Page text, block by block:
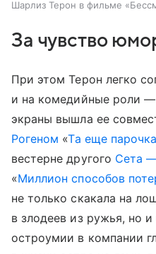
Шарлиз Терон в фильме
За чувство
При этом Терон легко
и на комедийные роли —
экраны вышла ее
Рогеном «Та еще парочка
вестерне другого Сета
«Миллион способов
не только скакала на
в злодеев из ружья, но
остроумии в компании